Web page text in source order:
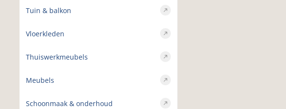
Tuin & balkon
Vloerkleden
Thuiswerkmeubels
Meubels
Schoonmaak & onderhoud